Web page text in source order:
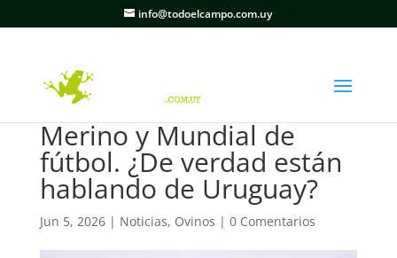
info@todoelcampo.com.uy
Merino y Mundial de
fútbol. ¿De verdad están
hablando de Uruguay?
Jun 5, 2026| Noticias, Ovinos | 0 Comentarios